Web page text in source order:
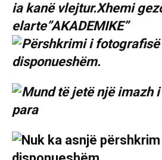
ia kanё vlejtur.Xhemi
elarte”AKADEMIKE”